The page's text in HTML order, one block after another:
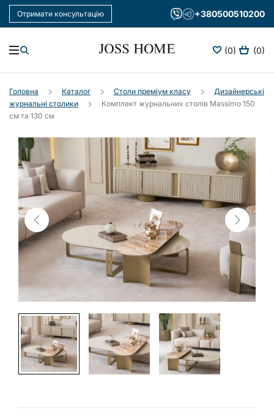
Отримати консультацію +380500510200
(0) (0)
Увійдіть в
особистий
кабінет
+380500510200
Щодня:
10:00-
19:00
Передзвоніть
мені
Магазини
Подивитися
на мапі
Спальні
Головна Каталог Столи преміум класу
Дизайнерські
журнальні столики
Комплект журнальних столів Massimo 150
см та 130 см